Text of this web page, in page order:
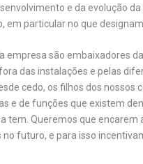
e da evolução
em particular no que
empresa são embaixadores
das instalações e pelas
cedo, os filhos dos
e de funções que existem
tem. Queremos que encarem
futuro, e para isso